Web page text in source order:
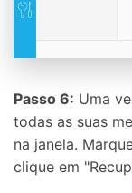
Passo 6: Uma
todas as suas
na janela.
clique em